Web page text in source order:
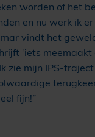
worden of het
en nu werk ik
vindt het
‘iets meemaakt
zie mijn IPS-
fijn!”